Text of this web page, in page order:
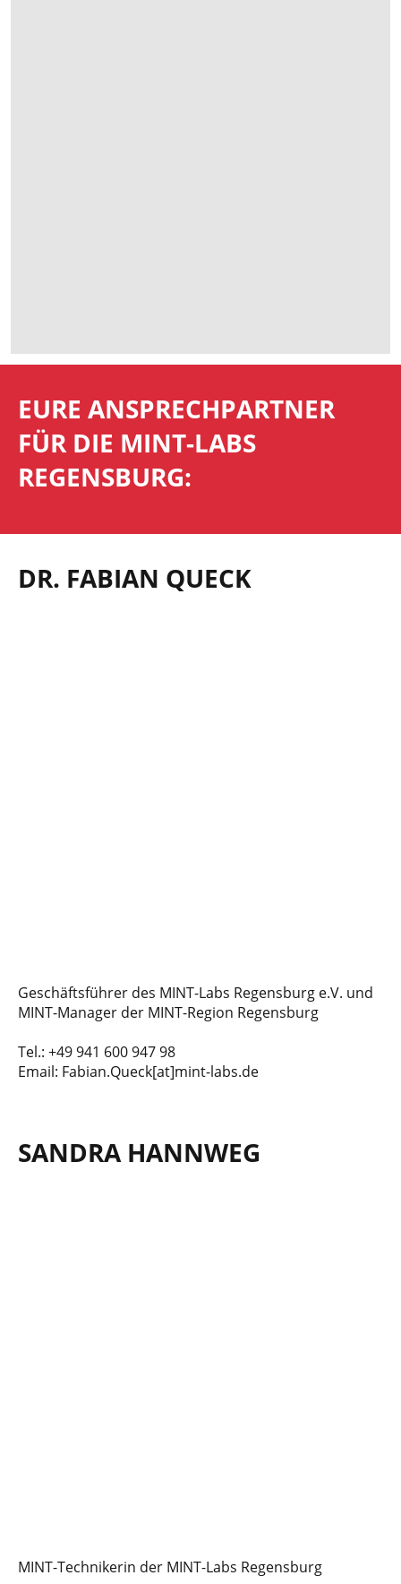
EURE ANSPRECHPARTNER
FÜR DIE MINT-LABS
REGENSBURG:
DR. FABIAN QUECK
Geschäftsführer des MINT-Labs Regensburg e.V. und
MINT-Manager der MINT-Region Regensburg
Tel.: +49 941 600 947 98
Email: Fabian.Queck[at]mint-labs.de
SANDRA HANNWEG
MINT-Technikerin der MINT-Labs Regensburg